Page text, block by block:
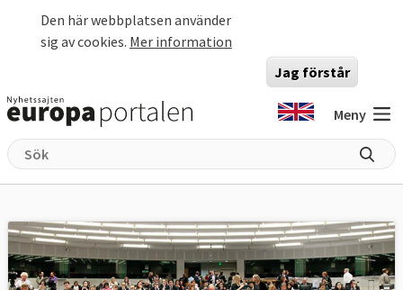
Den här webbplatsen använder
sig av cookies. Mer information
Jag förstår
Meny